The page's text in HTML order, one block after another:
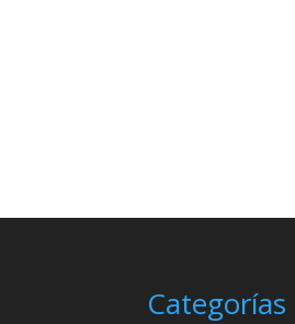
Categorías